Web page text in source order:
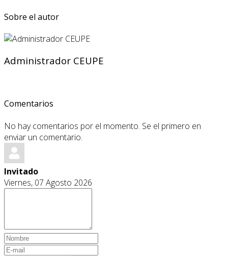
Sobre el autor
Administrador CEUPE
Comentarios
No hay comentarios por el momento. Se el primero en
enviar un comentario.
Invitado
Viernes, 07 Agosto 2026